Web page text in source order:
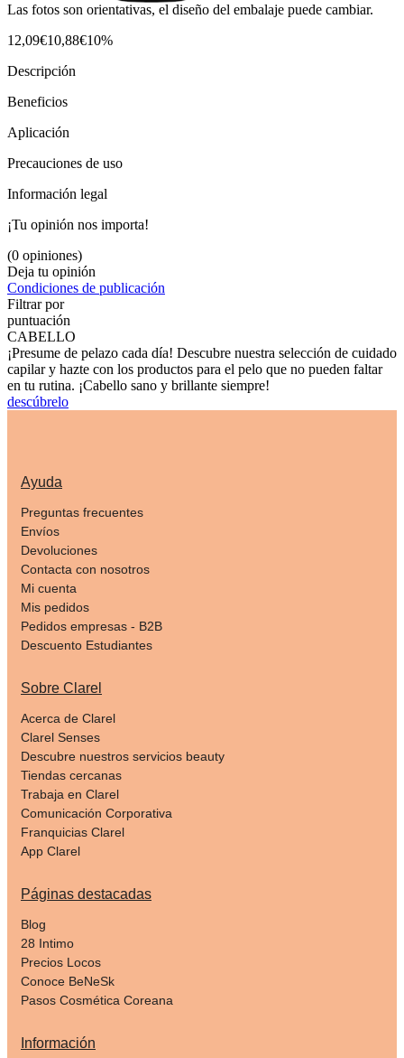
Las fotos son orientativas, el diseño del embalaje puede cambiar.
12,09€10,88€10%
Descripción
Beneficios
Aplicación
Precauciones de uso
Información legal
¡Tu opinión nos importa!
(0 opiniones)
Deja tu opinión
Condiciones de publicación
Filtrar por
puntuación
CABELLO
¡Presume de pelazo cada día! Descubre nuestra selección de cuidado
capilar y hazte con los productos para el pelo que no pueden faltar
en tu rutina. ¡Cabello sano y brillante siempre!
descúbrelo
Ayuda
Preguntas frecuentes
Envíos
Devoluciones
Contacta con nosotros
Mi cuenta
Mis pedidos
Pedidos empresas - B2B
Descuento Estudiantes
Sobre Clarel
Acerca de Clarel
Clarel Senses
Descubre nuestros servicios beauty
Tiendas cercanas
Trabaja en Clarel
Comunicación Corporativa
Franquicias Clarel
App Clarel
Páginas destacadas
Blog
28 Intimo
Precios Locos
Conoce BeNeSk
Pasos Cosmética Coreana
Información